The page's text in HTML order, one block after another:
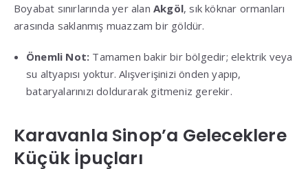
Boyabat sınırlarında yer alan Akgöl, sık köknar ormanları
arasında saklanmış muazzam bir göldür.
Önemli Not: Tamamen bakir bir bölgedir; elektrik veya
su altyapısı yoktur. Alışverişinizi önden yapıp,
bataryalarınızı doldurarak gitmeniz gerekir.
Karavanla Sinop’a Geleceklere
Küçük İpuçları